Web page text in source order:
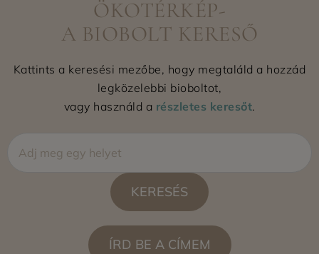
ÖKOTÉRKÉP-
A BIOBOLT KERESŐ
Kattints a keresési mezőbe, hogy megtaláld a hozzád
legközelebbi bioboltot,
vagy használd a részletes keresőt.
KERESÉS
ÍRD BE A CÍMEM